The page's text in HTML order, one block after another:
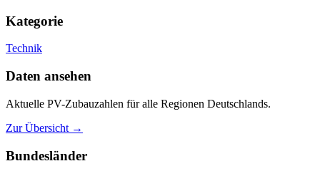
Kategorie
Technik
Daten ansehen
Aktuelle PV-Zubauzahlen für alle Regionen Deutschlands.
Zur Übersicht →
Bundesländer